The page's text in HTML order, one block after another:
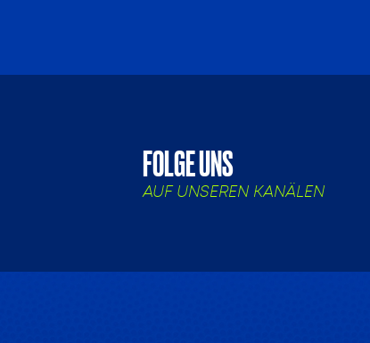
FOLGE UNS
AUF UNSEREN KANÄLEN